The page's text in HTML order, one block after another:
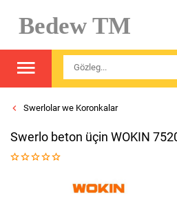
Bedew TM
Swerlolar we Koronkalar
Swerlo beton üçin WOKIN